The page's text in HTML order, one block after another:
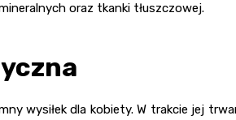
oraz tkanki tłuszczowej.
wysiłek dla kobiety. W trakcie jej